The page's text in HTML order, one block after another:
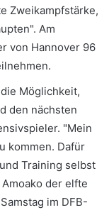
Zweikampfstärke,
Am
von Hannover 96
Möglichkeit,
den nächsten
"Mein
kommen. Dafür
Training selbst
der elfte
im DFB-